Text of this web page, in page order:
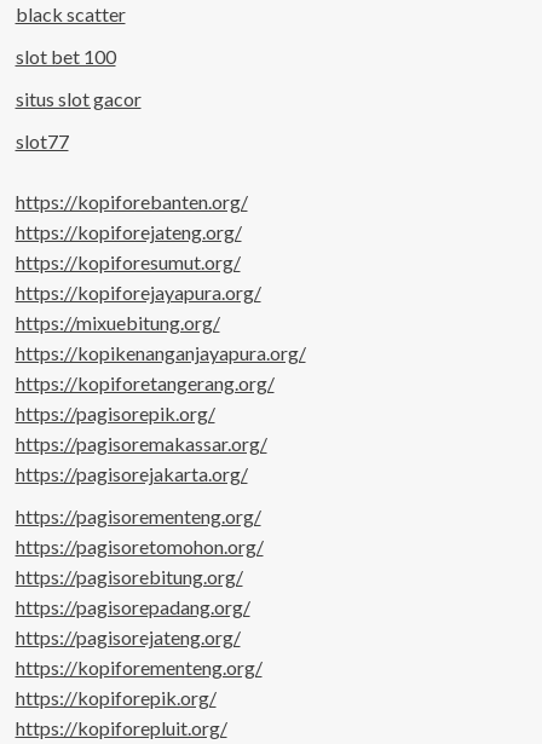
black scatter
slot bet 100
situs slot gacor
slot77
https://kopiforebanten.org/
https://kopiforejateng.org/
https://kopiforesumut.org/
https://kopiforejayapura.org/
https://mixuebitung.org/
https://kopikenanganjayapura.org/
https://kopiforetangerang.org/
https://pagisorepik.org/
https://pagisoremakassar.org/
https://pagisorejakarta.org/
https://pagisorementeng.org/
https://pagisoretomohon.org/
https://pagisorebitung.org/
https://pagisorepadang.org/
https://pagisorejateng.org/
https://kopiforementeng.org/
https://kopiforepik.org/
https://kopiforepluit.org/